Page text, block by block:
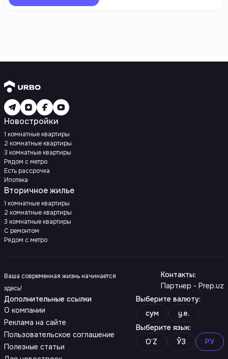
Новостройки
1 комнатные квартиры
2 комнатные квартиры
3 комнатные квартиры
Рядом с метро
Есть рассрочка
Ипотека
Вторичное жилье
1 комнатные квартиры
2 комнатные квартиры
3 комнатные квартиры
С ремонтом
Рядом с метро
Ваша современная жизнь начинается
здесь!
Контакты:
Партнер - Prep.uz
Дополнительные ссылки
О компании
Реклама на сайте
Пользовательское соглашение
Полезные статьи
Выберите валюту:
сум
y.e.
Выберите язык:
O‘Z
ЎЗ РУ